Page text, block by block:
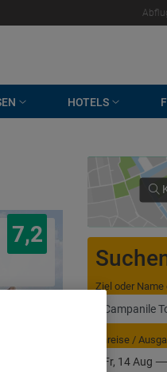
HOTELS
7,2
Ziel oder
Anreise /